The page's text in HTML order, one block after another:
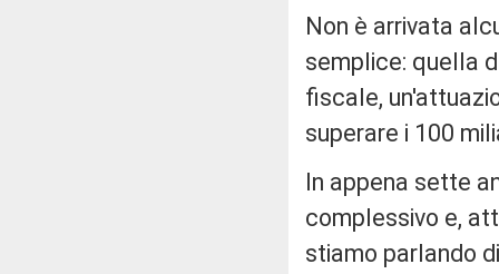
Non è arrivata
semplice: quella
fiscale,
superare i 100
In appena sette
complessivo e,
stiamo parlando